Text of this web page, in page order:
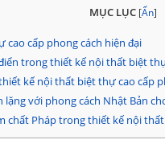
MỤC LỤC [Ẩn]
cao cấp phong cách hiện đại
trong thiết kế nội thất biệt
kế nội thất biệt thự cao cấp
với phong cách Nhật Bản
chất Pháp trong thiết kế nội